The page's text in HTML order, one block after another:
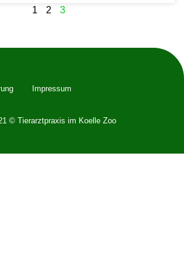
1 2 3
Impressum
© Tierarztpraxis im Koelle Zoo